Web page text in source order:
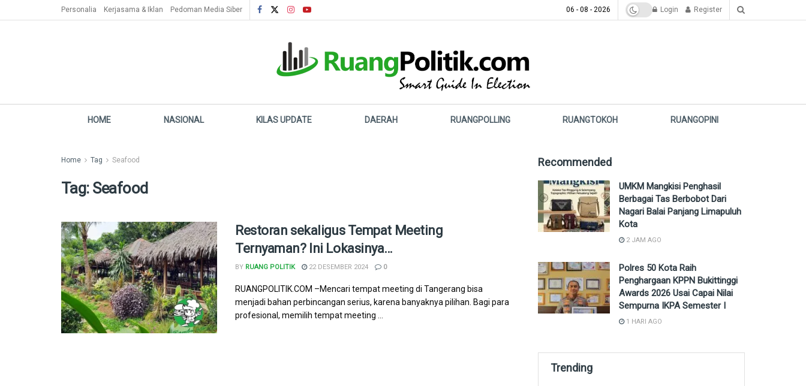
Personalia Kerjasama & Iklan Pedoman Media Siber 06 - 08 - 2026 Login Register
HOME NASIONAL KILAS UPDATE DAERAH RUANGPOLLING RUANGTOKOH RUANGOPINI
Home Tag Seafood
Tag: Seafood
Restoran sekaligus Tempat Meeting
Ternyaman? Ini Lokasinya…
BY RUANG POLITIK 22 DESEMBER 2024 0
RUANGPOLITIK.COM –Mencari tempat meeting di Tangerang bisa
menjadi bahan perbincangan serius, karena banyaknya pilihan. Bagi para
profesional, memilih tempat meeting ...
Recommended
UMKM Mangkisi Penghasil
Berbagai Tas Berbobot Dari
Nagari Balai Panjang Limapuluh
Kota
2 JAM AGO
Polres 50 Kota Raih
Penghargaan KPPN Bukittinggi
Awards 2026 Usai Capai Nilai
Sempurna IKPA Semester I
1 HARI AGO
Trending